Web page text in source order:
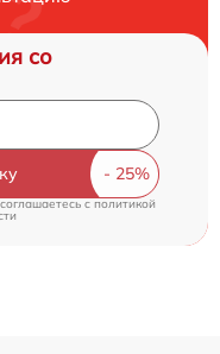
со
cполитикой